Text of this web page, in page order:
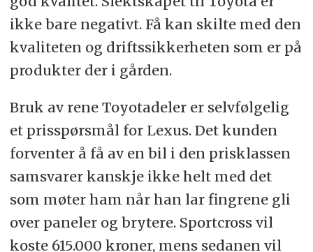
ikke bare negativt. Få kan skilte med den
kvaliteten og driftssikkerheten som er på
produkter der i gården.
Bruk av rene Toyotadeler er selvfølgelig
et prisspørsmål for Lexus. Det kunden
forventer å få av en bil i den prisklassen
samsvarer kanskje ikke helt med det
som møter ham når han lar fingrene gli
over paneler og brytere. Sportcross vil
koste 615.000 kroner, mens sedanen vil